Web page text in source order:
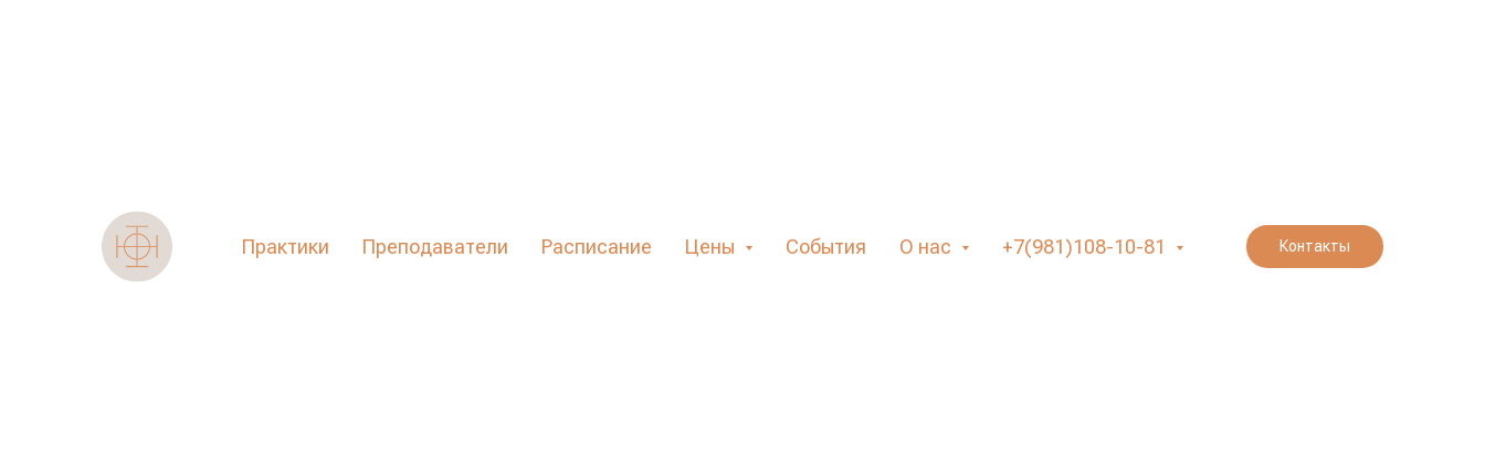
Практики Преподаватели Расписание Цены События О нас +7(981)108-10-81 Контакты
Перемещаться естественно и свободно, испытывать
радость от движения и ясно ощущать внутренние сигналы